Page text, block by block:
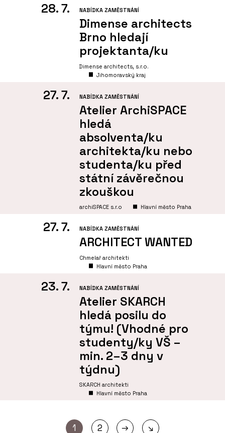
28. 7. NABÍDKA ZAMĚSTNÁNÍ
Dimense architects
Brno hledají
projektanta/ku
Dimense architects, s.r.o.
Jihomoravský kraj
27. 7. NABÍDKA ZAMĚSTNÁNÍ
Atelier ArchiSPACE
hledá
absolventa/ku
architekta/ku nebo
studenta/ku před
státní závěrečnou
zkouškou
archiSPACE s.r.o Hlavní město Praha
27. 7. NABÍDKA ZAMĚSTNÁNÍ
ARCHITECT WANTED
Chmelař architekti
Hlavní město Praha
23. 7. NABÍDKA ZAMĚSTNÁNÍ
Atelier SKARCH
hledá posilu do
týmu! (Vhodné pro
studenty/ky VŠ –
min. 2–3 dny v
týdnu)
SKARCH architekti
Hlavní město Praha
1 2 → ↘